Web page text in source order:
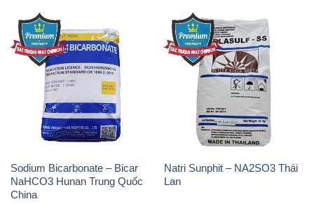
Sodium Bicarbonate – Bicar
NaHCO3 Hunan Trung Quốc
China
Natri Sunphit – NA2SO3 Thái
Lan